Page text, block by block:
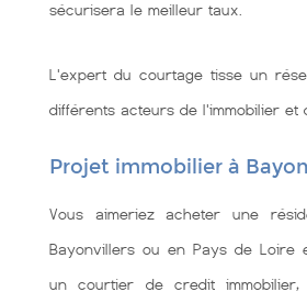
sécurisera le meilleur taux.
L'expert du courtage tisse un
différents acteurs de l'immobilier et
Projet immobilier à
Vous aimeriez acheter une
Bayonvillers ou en Pays de Loire
un courtier de credit